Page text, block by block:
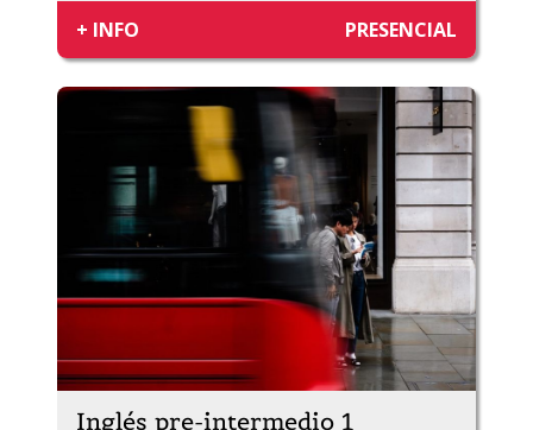
+ INFO PRESENCIAL
Inglés pre-intermedio 1